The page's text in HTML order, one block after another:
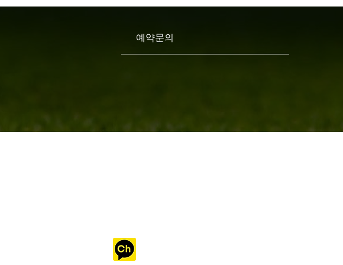
​예약문의